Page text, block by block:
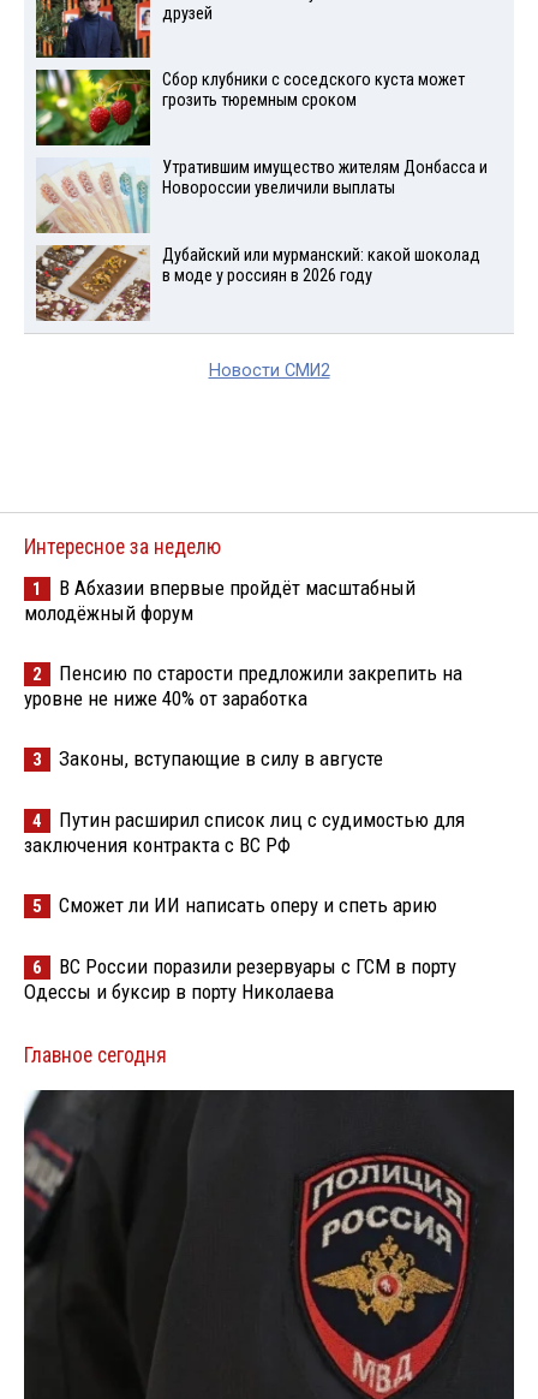
друзей
Сбор клубники с соседского куста может
грозить тюремным сроком
Утратившим имущество жителям Донбасса и
Новороссии увеличили выплаты
Дубайский или мурманский: какой шоколад
в моде у россиян в 2026 году
Новости СМИ2
Интересное за неделю
1
В Абхазии впервые пройдёт масштабный
молодёжный форум
2
Пенсию по старости предложили закрепить на
уровне не ниже 40% от заработка
3 Законы, вступающие в силу в августе
4
Путин расширил список лиц с судимостью для
заключения контракта с ВС РФ
5 Сможет ли ИИ написать оперу и спеть арию
6
ВС России поразили резервуары с ГСМ в порту
Одессы и буксир в порту Николаева
Главное сегодня